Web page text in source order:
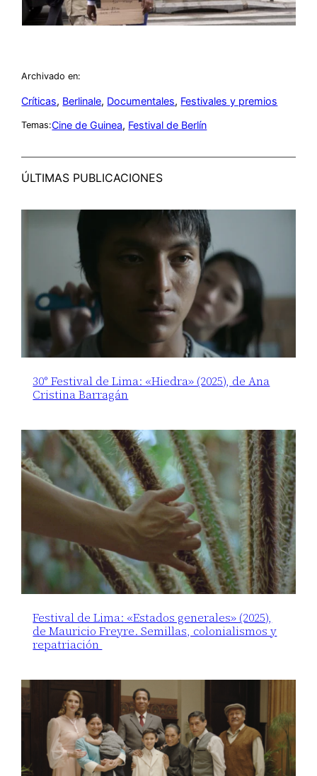
Archivado en:
Críticas, Berlinale, Documentales, Festivales y premios
Temas:Cine de Guinea, Festival de Berlín
ÚLTIMAS PUBLICACIONES
30° Festival de Lima: «Hiedra» (2025), de Ana
Cristina Barragán
Festival de Lima: «Estados generales» (2025),
de Mauricio Freyre. Semillas, colonialismos y
repatriación